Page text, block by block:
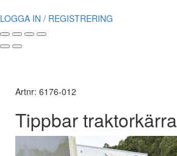
LOGGA IN / REGISTRERING
Artnr: 6176-012
Tippbar traktorkärra